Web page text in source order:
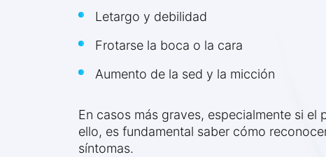
Letargo y debilidad
Frotarse la boca o la cara
Aumento de la sed y la micción
En casos más graves, especialmente si
ello, es fundamental saber cómo
síntomas.